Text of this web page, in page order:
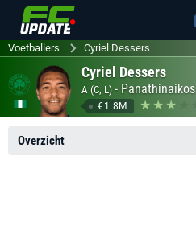
Voetballers Cyriel Dessers
Cyriel Dessers
A (C, L) - Panathinaikos
€1.8M
Overzicht